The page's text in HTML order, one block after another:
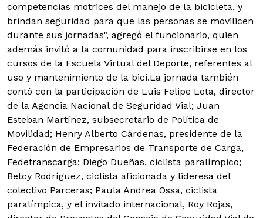
competencias motrices del manejo de la bicicleta, y
brindan seguridad para que las personas se movilicen
durante sus jornadas", agregó el funcionario, quien
además invitó a la comunidad para inscribirse en los
cursos de la Escuela Virtual del Deporte, referentes al
uso y mantenimiento de la bici.La jornada también
contó con la participación de Luis Felipe Lota, director
de la Agencia Nacional de Seguridad Vial; Juan
Esteban Martínez, subsecretario de Política de
Movilidad; Henry Alberto Cárdenas, presidente de la
Federación de Empresarios de Transporte de Carga,
Fedetranscarga; Diego Dueñas, ciclista paralímpico;
Betcy Rodríguez, ciclista aficionada y lideresa del
colectivo Parceras; Paula Andrea Ossa, ciclista
paralímpica, y el invitado internacional, Roy Rojas,